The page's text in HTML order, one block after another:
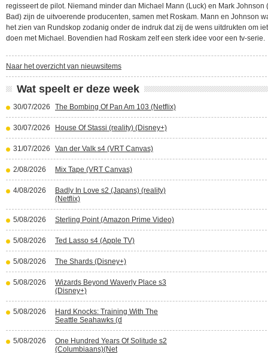
regisseert de pilot. Niemand minder dan Michael Mann (Luck) en Mark Johnson
Bad) zijn de uitvoerende producenten, samen met Roskam. Mann en Johnson
het zien van Rundskop zodanig onder de indruk dat zij de wens uitdrukten om
doen met Michael. Bovendien had Roskam zelf een sterk idee voor een tv-serie.
Naar het overzicht van nieuwsitems
Wat speelt er deze week
30/07/2026 The Bombing Of Pan Am 103 (Netflix)
30/07/2026 House Of Stassi (reality) (Disney+)
31/07/2026 Van der Valk s4 (VRT Canvas)
2/08/2026 Mix Tape (VRT Canvas)
4/08/2026
Badly In Love s2 (Japans) (reality)
(Netflix)
5/08/2026 Sterling Point (Amazon Prime Video)
5/08/2026 Ted Lasso s4 (Apple TV)
5/08/2026 The Shards (Disney+)
5/08/2026
Wizards Beyond Waverly Place s3
(Disney+)
5/08/2026
Hard Knocks: Training With The
Seattle Seahawks (d
5/08/2026
One Hundred Years Of Solitude s2
(Columbiaans)(Net